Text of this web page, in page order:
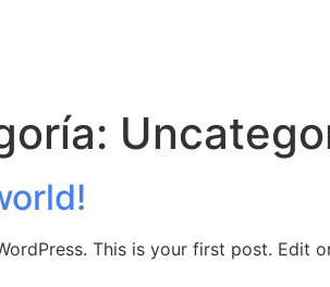
This is your first post. Edit